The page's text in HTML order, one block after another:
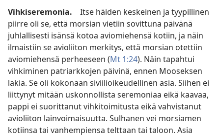
Vihkiseremonia. Itse häiden keskeinen ja tyypillinen
piirre oli se, että morsian vietiin sovittuna päivänä
juhlallisesti isänsä kotoa aviomiehensä kotiin, ja näin
ilmaistiin se avioliiton merkitys, että morsian otettiin
aviomiehensä perheeseen (Mt 1:24). Näin tapahtui
vihkiminen patriarkkojen päivinä, ennen Mooseksen
lakia. Se oli kokonaan siviilioikeudellinen asia. Siihen ei
liittynyt mitään uskonnollista seremoniaa eikä kaavaa,
pappi ei suorittanut vihkitoimitusta eikä vahvistanut
avioliiton lainvoimaisuutta. Sulhanen vei morsiamen
kotiinsa tai vanhempiensa telttaan tai taloon. Asia